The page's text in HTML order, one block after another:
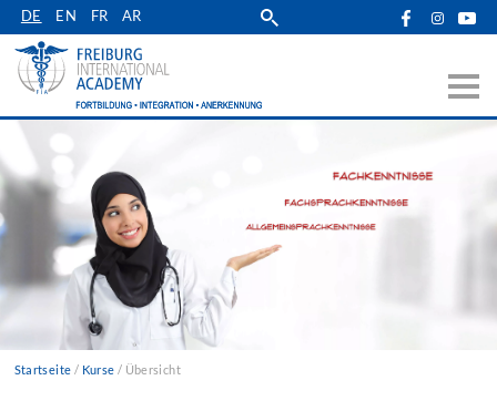
Zur
springen
DE EN FR AR
Startseite Kurse Übersicht